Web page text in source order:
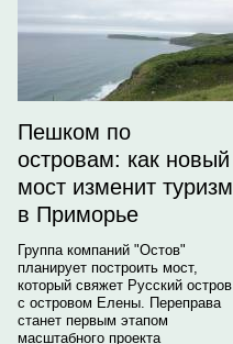
Пешком по
островам: как новый
мост изменит туризм
в Приморье
Группа компаний "Остов"
планирует построить мост,
который свяжет Русский остров
с островом Елены. Переправа
станет первым этапом
масштабного проекта